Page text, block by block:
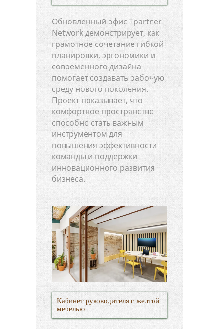
Обновленный офис Tpartner
Network демонстрирует, как
грамотное сочетание гибкой
планировки, эргономики и
современного дизайна
помогает создавать рабочую
среду нового поколения.
Проект показывает, что
комфортное пространство
способно стать важным
инструментом для
повышения эффективности
команды и поддержки
инновационного развития
бизнеса.
Кабинет руководителя с желтой
мебелью